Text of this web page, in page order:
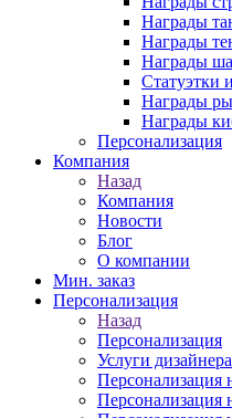
Награды
Награды
Награды
Статуэтки
Награды
Награды
Персонализация
Компания
Назад
Компания
Новости
Блог
О компании
Мин. заказ
Персонализация
Назад
Персонализация
Услуги дизайнера
Персонализация
Персонализация